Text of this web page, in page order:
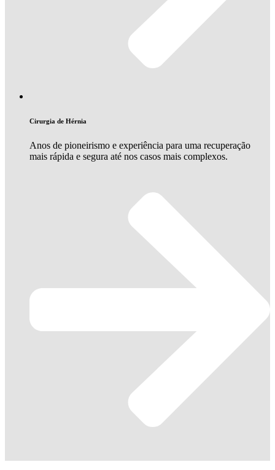
Cirurgia de Hérnia
Anos de pioneirismo e experiência para uma recuperação
mais rápida e segura até nos casos mais complexos.